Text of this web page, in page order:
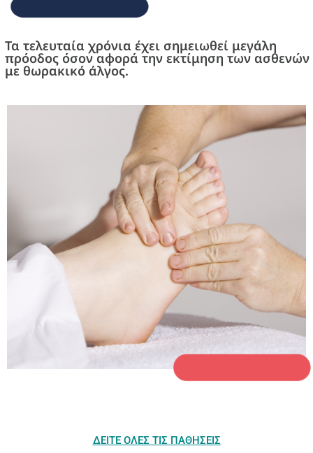
Τα τελευταία χρόνια έχει σημειωθεί μεγάλη
πρόοδος όσον αφορά την εκτίμηση των ασθενών
με θωρακικό άλγος.
ΔΕΙΤΕ ΟΛΕΣ ΤΙΣ ΠΑΘΗΣΕΙΣ